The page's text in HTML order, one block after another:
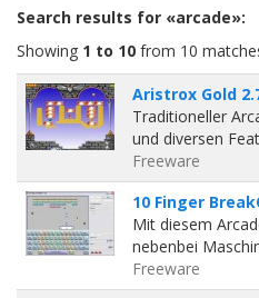
Search results for «arcade»:
Showing 1 to 10 from 10
Aristrox Gold
Traditioneller
und diversen
Freeware
10 Finger
Mit diesem
nebenbei
Freeware